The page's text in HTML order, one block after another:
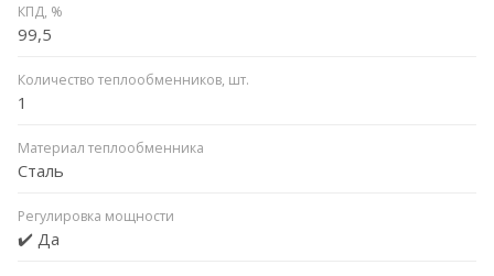
КПД, %
99,5
Количество теплообменников, шт.
1
Материал теплообменника
Сталь
Регулировка мощности
✔️ Да